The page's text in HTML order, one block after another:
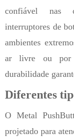
confiável nas
interruptores de
ambientes
ar livre ou por
durabilidade
Diferentes
O Metal
projetado para